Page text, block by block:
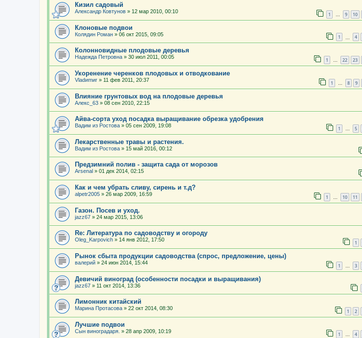
Кизил садовый
Александр Ковтунов » 12 мар 2010, 00:10 1 … 9 10
Клоновые подвои
Колядин Роман » 06 окт 2015, 09:05 1 4
Колонновидные плодовые деревья
Надежда Петровна » 30 июл 2011, 00:05 1 … 22 23
Укоренение черенков плодовых и отводкование
Vladиmиr » 11 фев 2011, 20:37 1 8 9
Влияние грунтовых вод на плодовые деревья
Алекс_63 » 08 сен 2010, 22:15
Айва-сорта уход посадка выращивание обрезка удобрения
Вадим из Ростова » 05 сен 2009, 19:08 1 … 5
Лекарственные травы и растения.
Вадим из Ростова » 15 май 2016, 00:12
Предзимний полив - защита сада от морозов
Arsenal » 01 дек 2014, 02:15
Как и чем убрать сливу, сирень и т.д?
alpetr2005 » 26 мар 2009, 16:59 1 … 10 11
Газон. Посев и уход.
jazz67 » 24 мар 2015, 13:06
Re: Литература по садоводству и огороду
Oleg_Karpovich » 14 янв 2012, 17:50 1
Рынок сбыта продукции садоводства (спрос, предложение, цены)
валерий » 24 июн 2014, 15:44 1 … 3
Девичий виноград (особенности посадки и выращивания)
jazz67 » 11 окт 2014, 13:36
Лимонник китайский
Марина Протасова » 22 окт 2014, 08:30 1 2
Лучшие подвои
Сын виноградаря. » 28 апр 2009, 10:19 1 … 4